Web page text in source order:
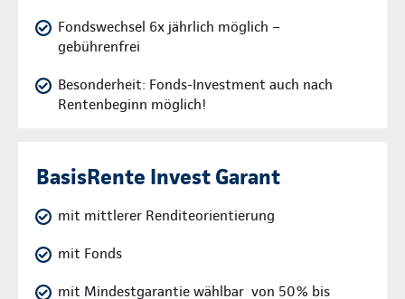
Fondswechsel 6x jährlich möglich –
gebührenfrei
Besonderheit: Fonds-Investment auch nach
Rentenbeginn möglich!
BasisRente Invest Garant
mit mittlerer Renditeorientierung
mit Fonds
mit Mindestgarantie wählbar von 50% bis